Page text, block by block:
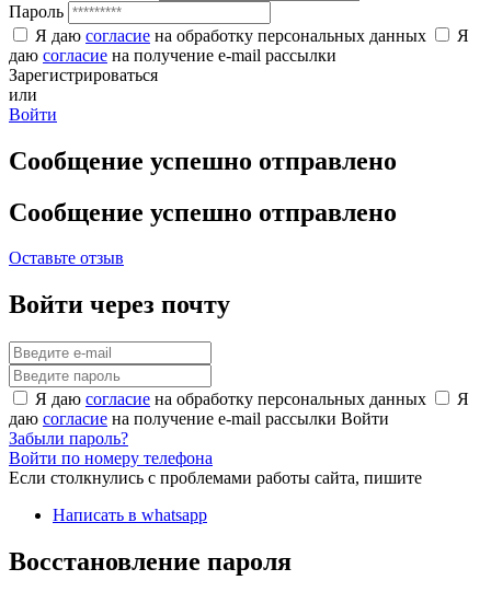
Пароль
Я даю согласие на обработку персональных данных
Я
даю согласие на получение e-mail рассылки
Зарегистрироваться
или
Войти
Сообщение успешно отправлено
Сообщение успешно отправлено
Оставьте отзыв
Войти через почту
Я даю согласие на обработку персональных данных
Я
даю согласие на получение e-mail рассылки Войти
Забыли пароль?
Войти по номеру телефона
Если столкнулись с проблемами работы сайта, пишите
Написать в whatsapp
Восстановление пароля